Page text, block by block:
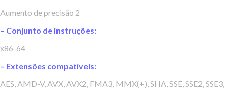
Aumento de precisão 2
– Conjunto de instruções:
x86-64
– Extensões compatíveis:
AES, AMD-V, AVX, AVX2, FMA3, MMX(+), SHA, SSE, SSE2, SSE3,